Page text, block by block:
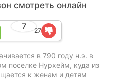
смотреть онлайн
7 27
в 790 году н.э. в
поселке Нурхейм, куда из
к женам и детям